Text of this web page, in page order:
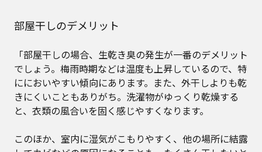
部屋干しのデメリット
「部屋干しの場合、生乾き臭の発生が一番のデメリット
でしょう。梅雨時期などは温度も上昇しているので、特
ににおいやすい傾向にあります。また、外干しよりも乾
きにくいこともありがち。洗濯物がゆっくり乾燥する
と、衣類の風合いを固く感じやすくなります。
このほか、室内に湿気がこもりやすく、他の場所に結露